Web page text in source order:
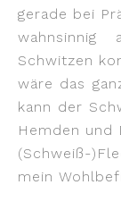
gerade bei
Schwitzen
wäre das
kann der
Hemden und
(Schweiß-
mein